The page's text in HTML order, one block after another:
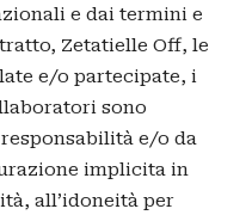
e dai termini e
Zetatielle Off, le
e/o partecipate, i
sono
e/o da
implicita in
all’idoneità per